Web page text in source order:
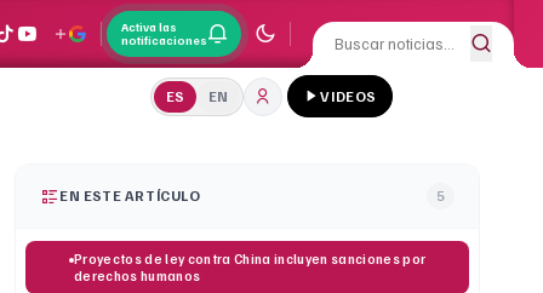
Activa las
notificaciones
ES EN VIDEOS
EN ESTE ARTÍCULO 5
Proyectos de ley contra China incluyen sanciones por
derechos humanos